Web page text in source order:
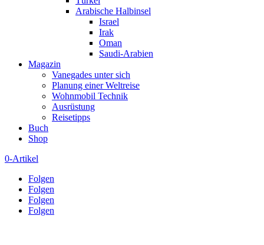
Arabische Halbinsel
Israel
Irak
Oman
Saudi-Arabien
Magazin
Vanegades unter sich
Planung einer Weltreise
Wohnmobil Technik
Ausrüstung
Reisetipps
Buch
Shop
0-Artikel
Folgen
Folgen
Folgen
Folgen